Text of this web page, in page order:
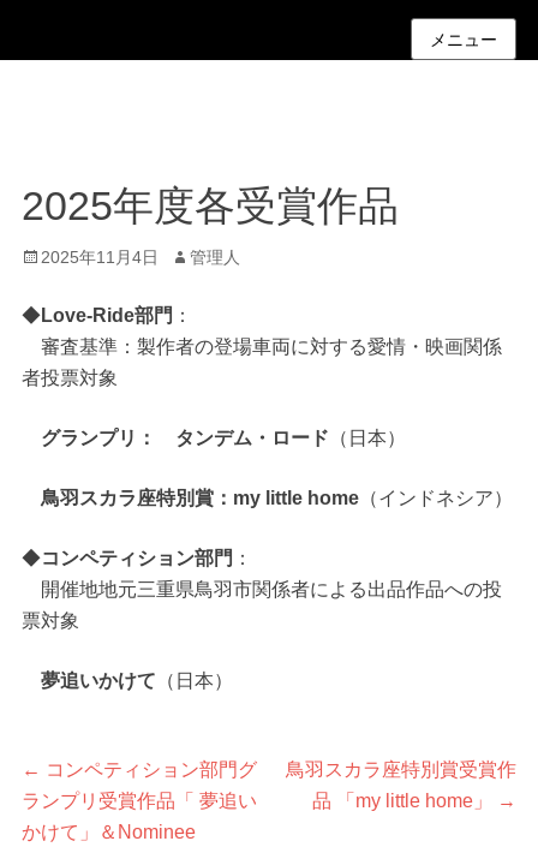
メニュー
2025年度各受賞作品
投
日
2025年11月4日
投
者
管理人
◆Love-Ride部門 ：
審査基準：製作者の登場車両に対する愛情・映画関係
者投票対象
グランプリ： タンデム・ロード （日本）
鳥羽スカラ座特別賞：my little home（インドネシア）
◆コンペティション部門 ：
開催地地元三重県鳥羽市関係者による出品作品への投
票対象
夢追いかけて （日本）
投
稿
← 前
の
投
コンペティション部門グ
ランプリ受賞作品「 夢追い
かけて」＆Nominee
次
鳥羽スカラ座特別賞受賞作
品 「my little home」
→